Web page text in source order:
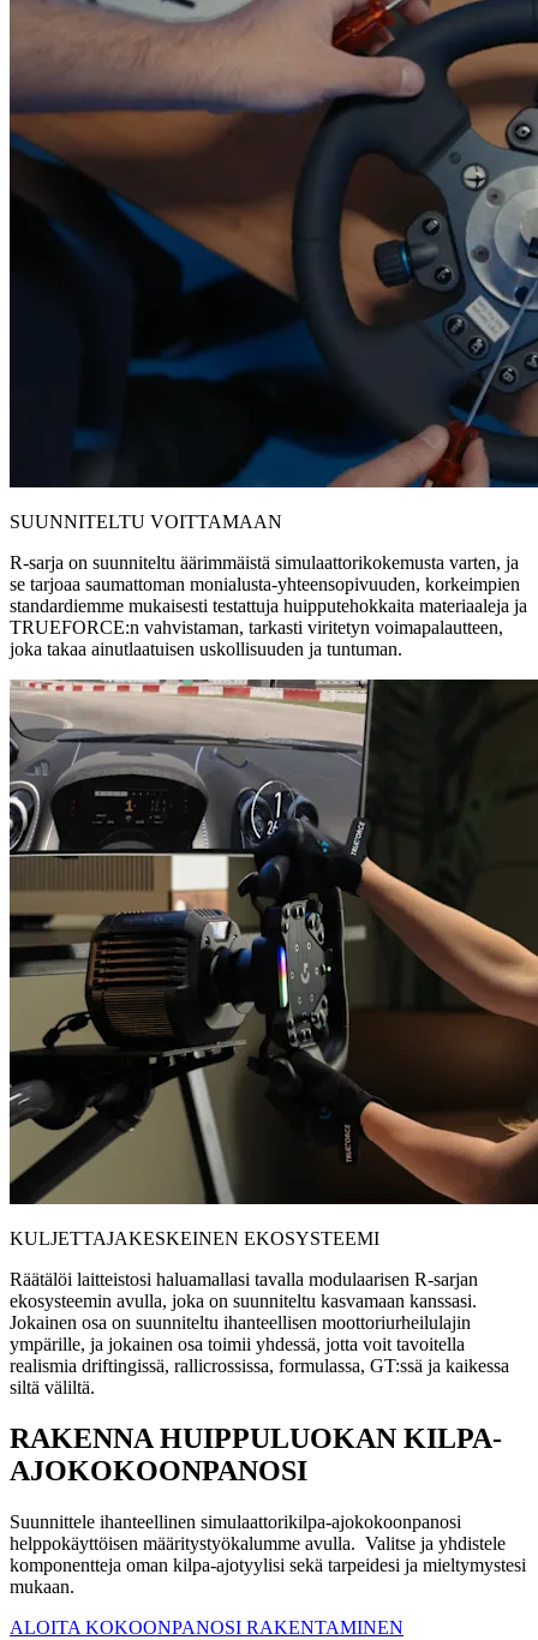
SUUNNITELTU VOITTAMAAN
R-sarja on suunniteltu äärimmäistä simulaattorikokemusta varten, ja
se tarjoaa saumattoman monialusta-yhteensopivuuden, korkeimpien
standardiemme mukaisesti testattuja huipputehokkaita materiaaleja ja
TRUEFORCE:n vahvistaman, tarkasti viritetyn voimapalautteen,
joka takaa ainutlaatuisen uskollisuuden ja tuntuman.
KULJETTAJAKESKEINEN EKOSYSTEEMI
Räätälöi laitteistosi haluamallasi tavalla modulaarisen R-sarjan
ekosysteemin avulla, joka on suunniteltu kasvamaan kanssasi.
Jokainen osa on suunniteltu ihanteellisen moottoriurheilulajin
ympärille, ja jokainen osa toimii yhdessä, jotta voit tavoitella
realismia driftingissä, rallicrossissa, formulassa, GT:ssä ja kaikessa
siltä väliltä.
RAKENNA HUIPPULUOKAN KILPA-
AJOKOKOONPANOSI
Suunnittele ihanteellinen simulaattorikilpa-ajokokoonpanosi
helppokäyttöisen määritystyökalumme avulla. Valitse ja yhdistele
komponentteja oman kilpa-ajotyylisi sekä tarpeidesi ja mieltymystesi
mukaan.
ALOITA KOKOONPANOSI RAKENTAMINEN